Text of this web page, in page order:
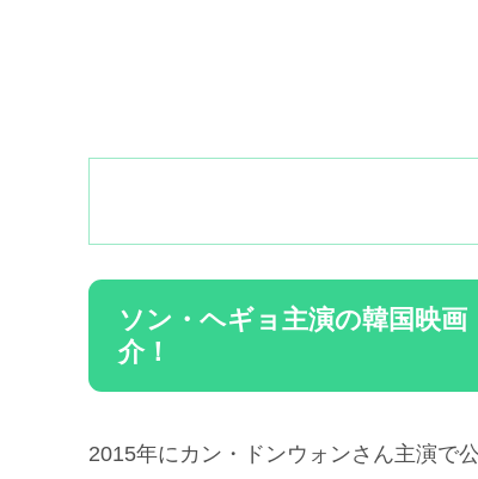
ソン・ヘギョ主演の韓国映
介！
2015年にカン・ドンウォンさん主演で